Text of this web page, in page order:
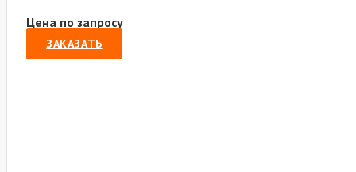
Цена по запросу
ЗАКАЗАТЬ